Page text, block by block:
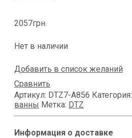
2057грн.
Нет в наличии
Добавить в список желаний
Сравнить
Артикул: DTZ7-A856 Категория:
ванны Метка: DTZ
Информация о доставке